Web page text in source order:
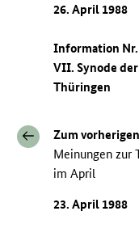
26. April 1988
Information Nr.
VII. Synode
Thüringen
Zum
Meinungen zur
im April
23. April 1988